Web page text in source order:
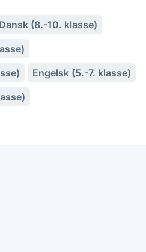
Dansk (8.-10. klasse)
Engelsk (5.-7. klasse)